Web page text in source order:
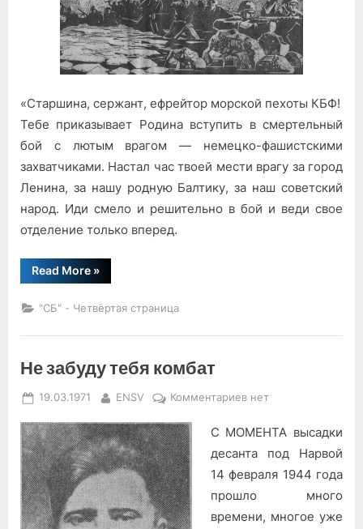
боем
«Старшина, сержант, ефрейтор морской пехоты КБФ!
Тебе приказывает Родина вступить в смертельный
бой с лютым врагом — немецко-фашистскими
захватчиками. Настал час твоей мести врагу за город
Ленина, за нашу родную Балтику, за наш советский
народ. Иди смело и решительно в бой и веди свое
отделение только вперед.
Read More“Строки
перед
»
"СБ" - Четвёртая страница
Не забуду тебя комбат
Posted
19.03.1971 By
ENSV Комментариевк
Не
забуду
нет
С МОМЕНТА высадки
десанта под Нарвой
14 февраля 1944 года
прошло много
времени, многое уже